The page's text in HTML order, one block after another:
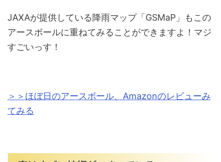
JAXAが提供している降雨マップ「GSMaP」もこの
アースボールに重ねてみることができますよ！マジ
すごいっす！
＞＞ほぼ日のアースボール、Amazonのレビューみ
てみる